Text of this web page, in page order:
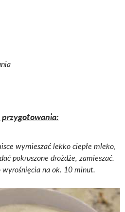
przygotowania:
wymieszać lekko ciepłe mleko,
pokruszone drożdże, zamieszać.
na ok. 10 minut.